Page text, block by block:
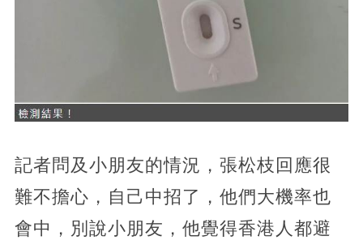
記者問及小朋友的情況，張松枝回應很
難不擔心，自己中招了，他們大機率也
會中，別說小朋友，他覺得香港人都避